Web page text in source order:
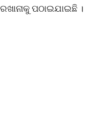
ପଠାଇଯାଇଛି ।